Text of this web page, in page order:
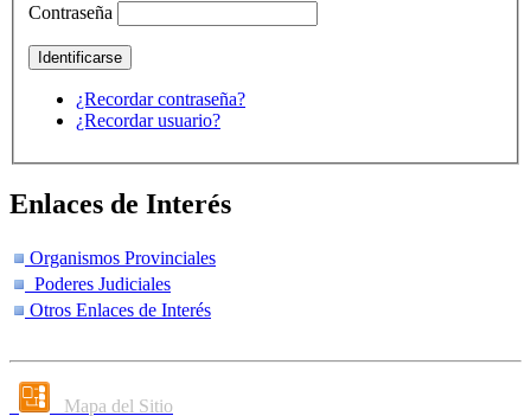
Contraseña
¿Recordar contraseña?
¿Recordar usuario?
Enlaces de Interés
Organismos Provinciales
Poderes Judiciales
Otros Enlaces de Interés
Mapa del Sitio